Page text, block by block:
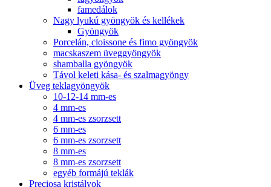
famedálok
Nagy lyukú gyöngyök és kellékek
Gyöngyök
Porcelán, cloissone és fimo gyöngyök
macskaszem üveggyöngyök
shamballa gyöngyök
Távol keleti kása- és szalmagyöngy
Üveg teklagyöngyök
10-12-14 mm-es
4 mm-es
4 mm-es zsorzsett
6 mm-es
6 mm-es zsorzsett
8 mm-es
8 mm-es zsorzsett
egyéb formájú teklák
Preciosa kristályok